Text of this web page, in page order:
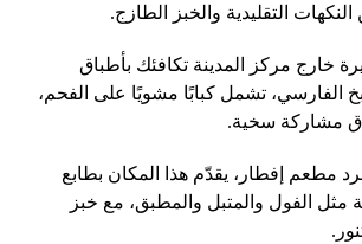
التقليدية والخبز الطازج.
خارج مركز المدينة تكافئك بأطباق
الفارسي، تشمل كبابًا مشويًا على الفحم،
مشاركة سخية.
مطعم إفطار، يقدّم هذا المكان بطابع
مثل الفول والمتبل والمطبق، مع خبز